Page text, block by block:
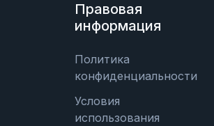
Правовая
информация
Политика
конфиденциальности
Условия
использования